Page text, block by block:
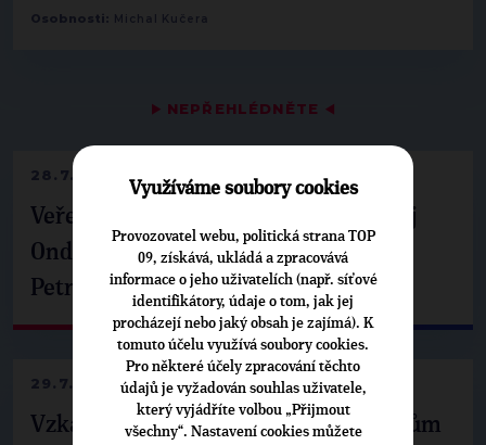
▶ NEPŘEHLÉDNĚTE ◀
28.7.2026
Veřejné finance, euro i školství. Matěj
Ondřej Havel jednal s prezidentem
Petrem Pavlem
29.7.2026
Vzkaz Matěje Ondřeje Havla příznivcům
Osobnosti: Michal Kučera
Využíváme soubory cookies
Provozovatel webu, politická strana TOP
09, získává, ukládá a zpracovává
informace o jeho uživatelích (např. síťové
identifikátory, údaje o tom, jak jej
procházejí nebo jaký obsah je zajímá). K
tomuto účelu využívá soubory cookies.
Pro některé účely zpracování těchto
údajů je vyžadován souhlas uživatele,
který vyjádříte volbou „Přijmout
všechny“. Nastavení cookies můžete